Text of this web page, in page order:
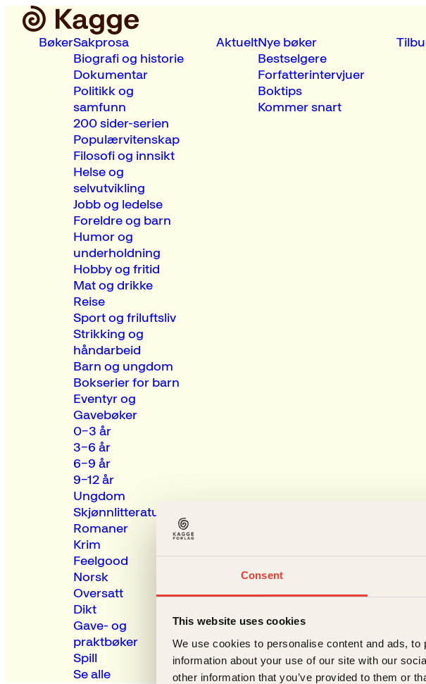
Consent
This website uses cookies
We use cookies to personalise content and ads,
information about your use of our site with our
other information that you’ve provided to them or
BøkerSakprosa
Biografi og historie
Dokumentar
Politikk og
samfunn
200 sider-serien
Populærvitenskap
Filosofi og innsikt
Helse og
selvutvikling
Jobb og ledelse
Foreldre og barn
Humor og
underholdning
Hobby og fritid
Mat og drikke
Reise
Sport og friluftsliv
Strikking og
håndarbeid
Barn og ungdom
Bokserier for barn
Eventyr og
Gavebøker
0–3 år
3–6 år
6–9 år
9–12 år
Ungdom
Skjønnlitteratur
Romaner
Krim
Feelgood
Norsk
Oversatt
Dikt
Gave- og
praktbøker
Spill
Se alle
AktueltNye bøker
Bestselgere
Forfatterintervjuer
Boktips
Kommer snart